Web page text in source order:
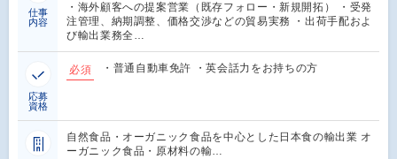
仕事
内容
・海外顧客への提案営業（既存フォロー・新規開拓） ・受発
注管理、納期調整、価格交渉などの貿易実務 ・出荷手配およ
び輸出業務全…
応募
資格
必須 ・普通自動車免許 ・英会話力をお持ちの方
自然食品・オーガニック食品を中心とした日本食の輸出業 オ
ーガニック食品・原材料の輸…